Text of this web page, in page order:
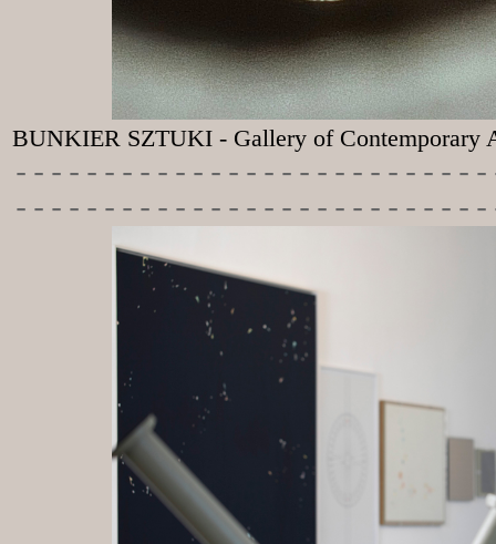
BUNKIER SZTUKI - Gallery of Contemporary
-----------